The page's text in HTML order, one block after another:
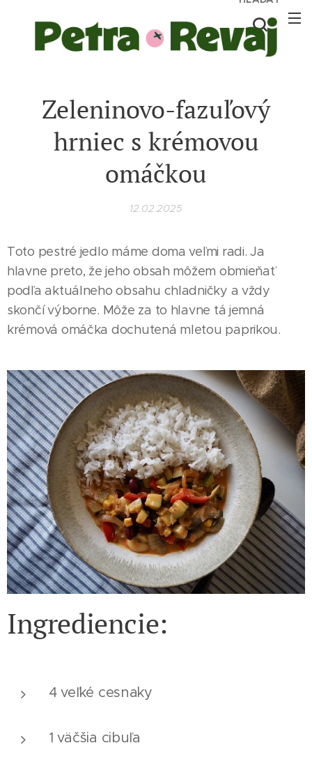
Zeleninovo-fazuľový
hrniec s krémovou
omáčkou
12.02.2025
Toto pestré jedlo máme doma veľmi radi. Ja
hlavne preto, že jeho obsah môžem obmieňať
podľa aktuálneho obsahu chladničky a vždy
skončí výborne. Môže za to hlavne tá jemná
krémová omáčka dochutená mletou paprikou.
Ingrediencie:
4 veľké cesnaky
1 väčšia cibuľa